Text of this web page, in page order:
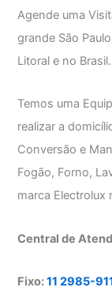
Agende uma
grande São
Litoral e no Brasil.
Temos uma
realizar a
Conversão e
Fogão, Forno,
marca Electrolux
Central de
Fixo:11 2985-